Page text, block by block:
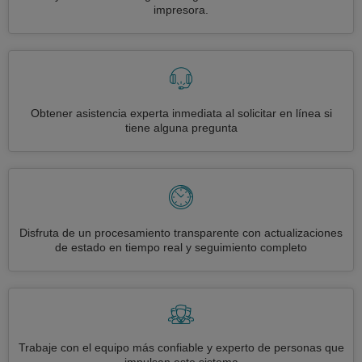
impresora.
Obtener asistencia experta inmediata al solicitar en línea si
tiene alguna pregunta
Disfruta de un procesamiento transparente con actualizaciones
de estado en tiempo real y seguimiento completo
Trabaje con el equipo más confiable y experto de personas que